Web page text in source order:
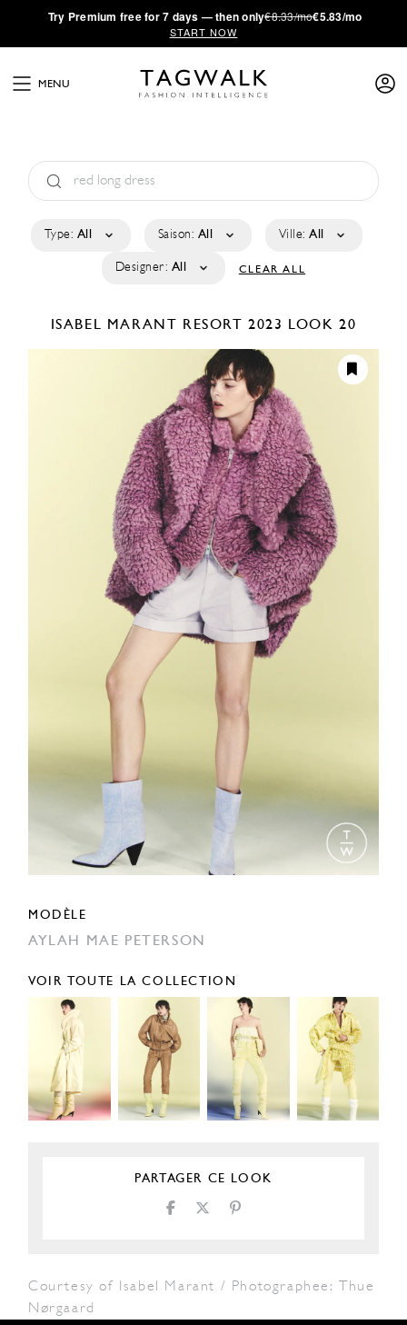
·Try Premium free for 7 days — then only€8.33/mo€5.83/mo
START NOW
MENU
Type: All Saison: All Ville: All
Designer: All CLEAR ALL
ISABEL MARANT RESORT 2023 LOOK 20
MODÈLE
AYLAH MAE PETERSON
VOIR TOUTE LA COLLECTION
PARTAGER CE LOOK
Courtesy of Isabel Marant / Photographee: Thue
Nørgaard